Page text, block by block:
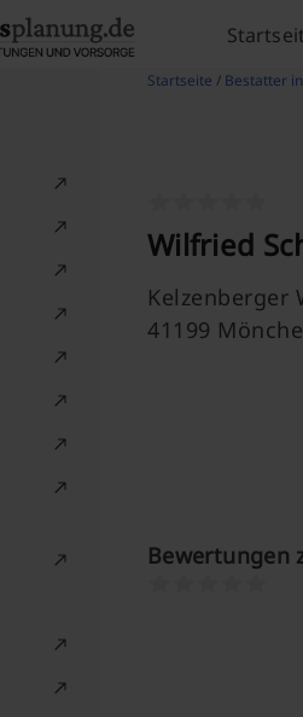
Startseite / Bestatter
Wilfried
Kelzenberger
41199
Bewertungen